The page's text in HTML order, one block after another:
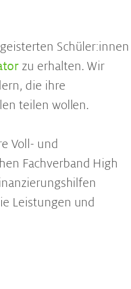
Schüler:innen
zu erhalten. Wir
die ihre
teilen wollen.
Voll- und
Fachverband High
Leistungen und